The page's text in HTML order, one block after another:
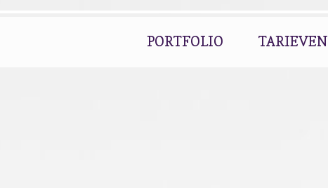
PORTFOLIO TARIEVEN